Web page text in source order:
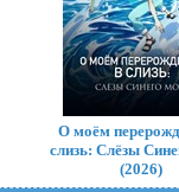
О моём
слизь: Слёзы
(2026)